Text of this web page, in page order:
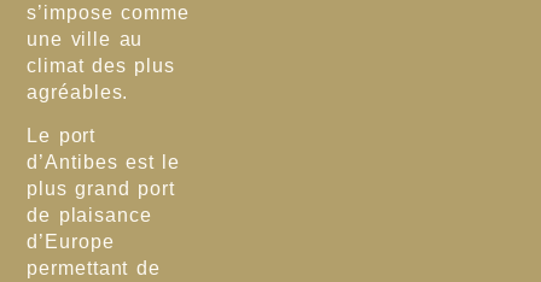
s’impose comme
une ville au
climat des plus
agréables.
Le port
d’Antibes est le
plus grand port
de plaisance
d’Europe
permettant de